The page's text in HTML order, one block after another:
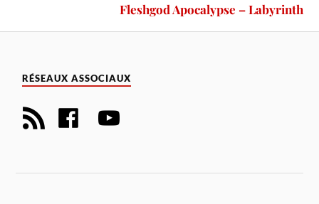
Fleshgod Apocalypse – Labyrinth
RÉSEAUX ASSOCIAUX